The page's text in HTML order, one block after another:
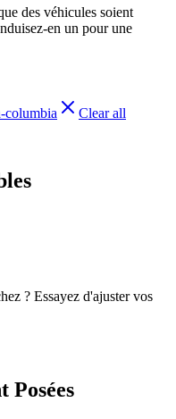
des véhicules soient
en un pour une
columbia
Clear all
? Essayez d'ajuster vos
Posées